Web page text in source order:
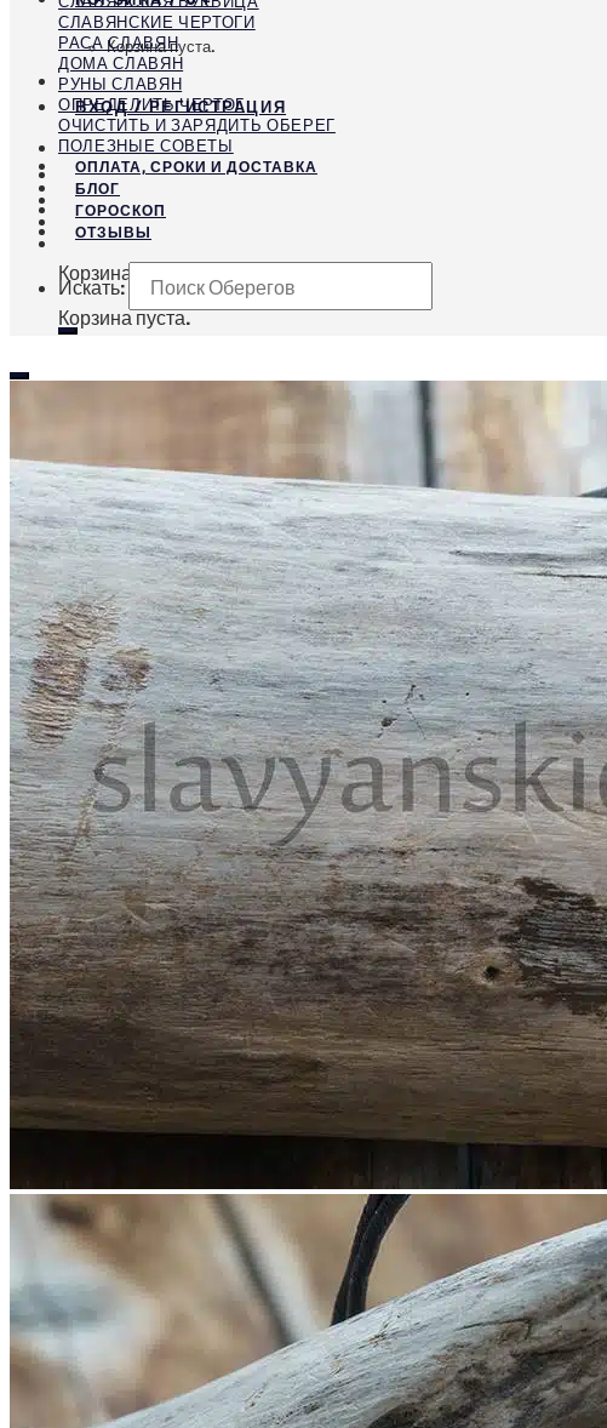
Корзина пуста.
ВХОД / РЕГИСТРАЦИЯ
Корзина
Корзина пуста.
СЛАВЯНСКИЕ ЧЕРТОГИ
РАСА СЛАВЯН
ДОМА СЛАВЯН
РУНЫ СЛАВЯН
ОПРЕДЕЛИТЬ ЧЕРТОГ
ОЧИСТИТЬ И ЗАРЯДИТЬ ОБЕРЕГ
ПОЛЕЗНЫЕ СОВЕТЫ
ОПЛАТА, СРОКИ И ДОСТАВКА
БЛОГ
ГОРОСКОП
ОТЗЫВЫ
Искать: